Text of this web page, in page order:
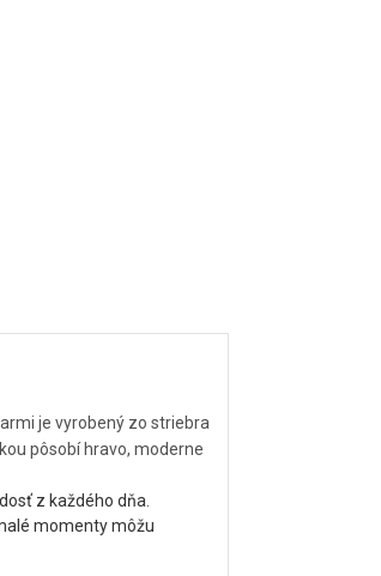
je vyrobený zo striebra
pôsobí hravo, moderne
z každého dňa.
momenty môžu